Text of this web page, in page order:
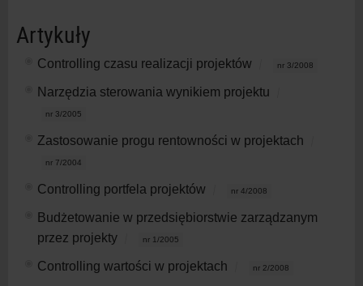
Artykuły
Controlling czasu realizacji projektów nr 3/2008
Narzędzia sterowania wynikiem projektu
nr 3/2005
Zastosowanie progu rentowności w projektach
nr 7/2004
Controlling portfela projektów nr 4/2008
Budżetowanie w przedsiębiorstwie zarządzanym
przez projekty
nr 1/2005
Controlling wartości w projektach nr 2/2008